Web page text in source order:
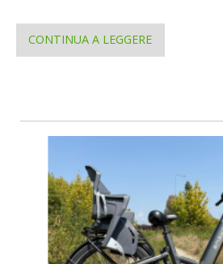
CONTINUA A LEGGERE